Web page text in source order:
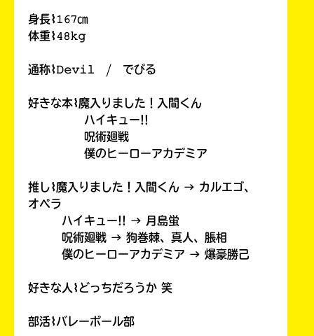
身長⌇𝟷𝟼𝟽㎝
体重⌇𝟺𝟾𝚔𝚐
通称⌇𝙳𝚎𝚟𝚒𝚕 / でびる
好きな本⌇魔入りました！入間くん
ハイキュー!!
呪術廻戦
僕のヒーローアカデミア
推し⌇魔入りました！入間くん → カルエゴ、
オペラ
ハイキュー!! → 月島蛍
呪術廻戦 → 狗巻棘、真人、脹相
僕のヒーローアカデミア → 爆豪勝己
好きな人⌇どっちだろうか 笑
部活⌇バレーボール部